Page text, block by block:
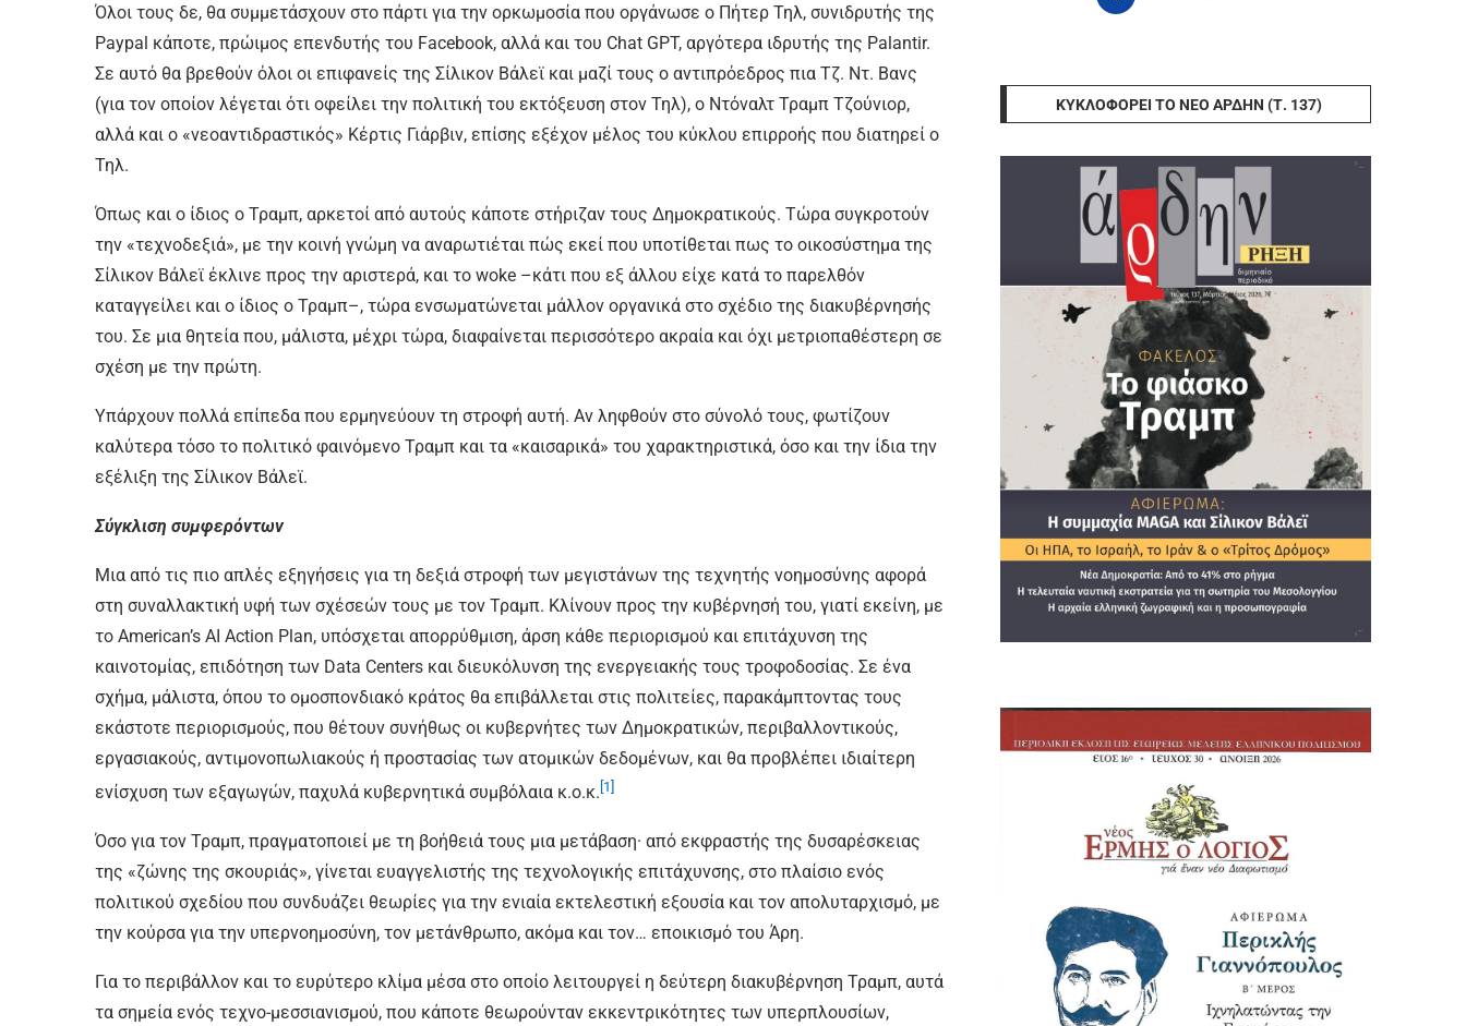
Όλοι τους δε, θα συμμετάσχουν στο πάρτι για την ορκωμοσία που οργάνωσε ο Πήτερ Τηλ, συνιδρυτής της
Paypal κάποτε, πρώιμος επενδυτής του Facebook, αλλά και του Chat GPT, αργότερα ιδρυτής της Palantir.
Σε αυτό θα βρεθούν όλοι οι επιφανείς της Σίλικον Βάλεϊ και μαζί τους ο αντιπρόεδρος πια Τζ. Ντ. Βανς
(για τον οποίον λέγεται ότι οφείλει την πολιτική του εκτόξευση στον Τηλ), ο Ντόναλτ Τραμπ Τζούνιορ,
αλλά και ο «νεοαντιδραστικός» Κέρτις Γιάρβιν, επίσης εξέχον μέλος του κύκλου επιρροής που διατηρεί ο
Τηλ.
Όπως και ο ίδιος ο Τραμπ, αρκετοί από αυτούς κάποτε στήριζαν τους Δημοκρατικούς. Τώρα συγκροτούν
την «τεχνοδεξιά», με την κοινή γνώμη να αναρωτιέται πώς εκεί που υποτίθεται πως το οικοσύστημα της
Σίλικον Βάλεϊ έκλινε προς την αριστερά, και το woke –κάτι που εξ άλλου είχε κατά το παρελθόν
καταγγείλει και ο ίδιος ο Τραμπ–, τώρα ενσωματώνεται μάλλον οργανικά στο σχέδιο της διακυβέρνησής
του. Σε μια θητεία που, μάλιστα, μέχρι τώρα, διαφαίνεται περισσότερο ακραία και όχι μετριοπαθέστερη σε
σχέση με την πρώτη.
Υπάρχουν πολλά επίπεδα που ερμηνεύουν τη στροφή αυτή. Αν ληφθούν στο σύνολό τους, φωτίζουν
καλύτερα τόσο το πολιτικό φαινόμενο Τραμπ και τα «καισαρικά» του χαρακτηριστικά, όσο και την ίδια την
εξέλιξη της Σίλικον Βάλεϊ.
Σύγκλιση συμφερόντων
Μια από τις πιο απλές εξηγήσεις για τη δεξιά στροφή των μεγιστάνων της τεχνητής νοημοσύνης αφορά
στη συναλλακτική υφή των σχέσεών τους με τον Τραμπ. Κλίνουν προς την κυβέρνησή του, γιατί εκείνη, με
το American’s AI Action Plan, υπόσχεται απορρύθμιση, άρση κάθε περιορισμού και επιτάχυνση της
καινοτομίας, επιδότηση των Data Centers και διευκόλυνση της ενεργειακής τους τροφοδοσίας. Σε ένα
σχήμα, μάλιστα, όπου το ομοσπονδιακό κράτος θα επιβάλλεται στις πολιτείες, παρακάμπτοντας τους
εκάστοτε περιορισμούς, που θέτουν συνήθως οι κυβερνήτες των Δημοκρατικών, περιβαλλοντικούς,
εργασιακούς, αντιμονοπωλιακούς ή προστασίας των ατομικών δεδομένων, και θα προβλέπει ιδιαίτερη
ενίσχυση των εξαγωγών, παχυλά κυβερνητικά συμβόλαια κ.ο.κ. [1]
Όσο για τον Τραμπ, πραγματοποιεί με τη βοήθειά τους μια μετάβαση· από εκφραστής της δυσαρέσκειας
της «ζώνης της σκουριάς», γίνεται ευαγγελιστής της τεχνολογικής επιτάχυνσης, στο πλαίσιο ενός
πολιτικού σχεδίου που συνδυάζει θεωρίες για την ενιαία εκτελεστική εξουσία και τον απολυταρχισμό, με
την κούρσα για την υπερνοημοσύνη, τον μετάνθρωπο, ακόμα και τον… εποικισμό του Άρη.
Για το περιβάλλον και το ευρύτερο κλίμα μέσα στο οποίο λειτουργεί η δεύτερη διακυβέρνηση Τραμπ, αυτά
τα σημεία ενός τεχνο-μεσσιανισμού, που κάποτε θεωρούνταν εκκεντρικότητες των υπερπλουσίων,
ΚΥΚΛΟΦΟΡΕΊ ΤΟ ΝΈΟ ΆΡΔΗΝ (Τ. 137)